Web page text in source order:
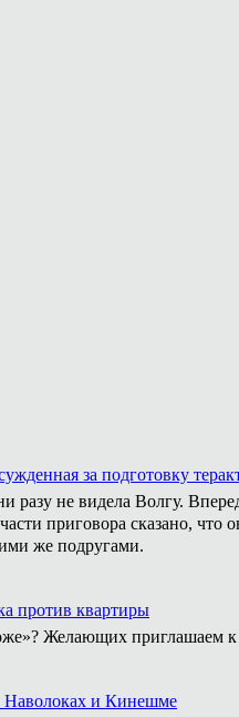
за подготовку
разу не видела Волгу.
приговора сказано, что
же подругами.
против квартиры
Желающих
Наволоках и Кинешме